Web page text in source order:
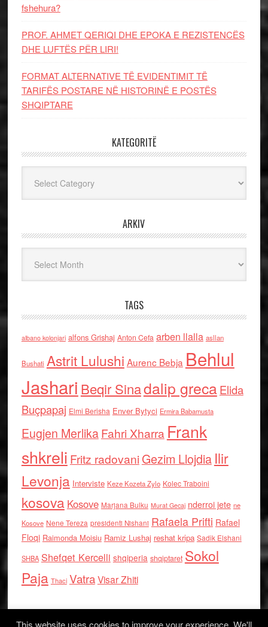
fshehura?
PROF. AHMET QERIQI DHE EPOKA E REZISTENCЁS
DHE LUFTЁS PЁR LIRI!
FORMAT ALTERNATIVE TË EVIDENTIMIT TË
TARIFËS POSTARE NË HISTORINË E POSTËS
SHQIPTARE
KATEGORITË
ARKIV
TAGS
albano kolonjari alfons Grishaj Anton Cefa arben llalla asllan
Bushati Astrit Lulushi Aurenc Bebja Behlul
Jashari Beqir Sinadalip grecaElida
Buçpapaj Elmi Berisha Enver Bytyci Ermira Babamusta
Eugjen MerlikaFahri Xharra Frank
shkreli Fritz radovaniGezim Llojdia Ilir
Levonja Interviste Keze Kozeta Zylo Kolec Traboini
kosova Kosove Marjana Bulku Murat Gecaj nderroi jete ne
Kosove Nene Tereza presidenti Nishani Rafaela Prifti Rafael
Floqi Raimonda Moisiu Ramiz Lushaj reshat kripa Sadik Elshani
SHBA Shefqet Kercelli shqiperia shqiptaret Sokol
Paja Thaci VatraVisar Zhiti
This website uses cookies to improve your experience. We'll